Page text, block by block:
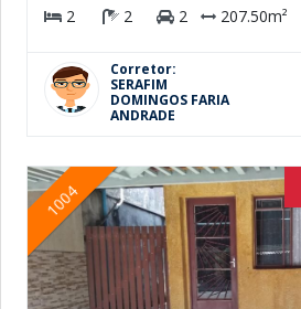
2
2
2
207.50m²
Corretor:
SERAFIM
DOMINGOS FARIA
ANDRADE
1004